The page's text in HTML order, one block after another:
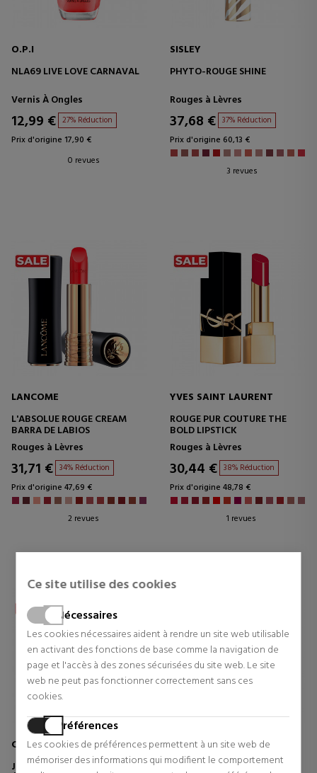
Ce site utilise des cookies
Nécessaires
Les cookies nécessaires aident à rendre un site web utilisable
en activant des fonctions de base comme la navigation de
page et l'accès à des zones sécurisées du site web. Le site
web ne peut pas fonctionner correctement sans ces
cookies.
Préférences
Les cookies de préférences permettent à un site web de
mémoriser des informations qui modifient le comportement
O.P.I
NLA69 LIVE LOVE CARNAVAL
Vernis À Ongles
12,99 € 27% Réduction
Prix d'origine 17,90 €
0 revues
SISLEY
PHYTO-ROUGE SHINE
Rouges à Lèvres
37,68 € 37% Réduction
Prix d'origine 60,13 €
3 revues
LANCOME
L'ABSOLUE ROUGE CREAM
BARRA DE LABIOS
Rouges à Lèvres
31,71 € 34% Réduction
Prix d'origine 47,69 €
2 revues
YVES SAINT LAURENT
ROUGE PUR COUTURE THE
BOLD LIPSTICK
Rouges à Lèvres
30,44 € 38% Réduction
Prix d'origine 48,78 €
1 revues
CLARINS
JOLI ROUGE CASE
CLINIQUE
ALMOST LIPSTICK BLACK